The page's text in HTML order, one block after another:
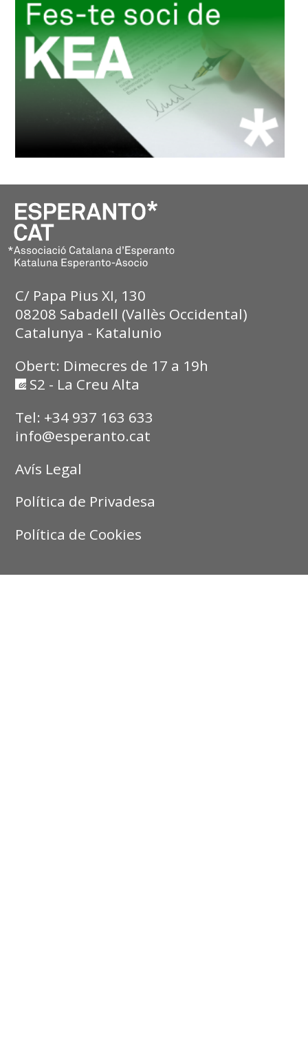
C/ Papa Pius XI, 130
08208 Sabadell (Vallès Occidental)
Catalunya - Katalunio
Obert: Dimecres de 17 a 19h
S2 - La Creu Alta
Tel: +34 937 163 633
info@esperanto.cat
Avís Legal
Política de Privadesa
Política de Cookies